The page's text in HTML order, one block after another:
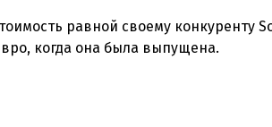
равной своему конкуренту